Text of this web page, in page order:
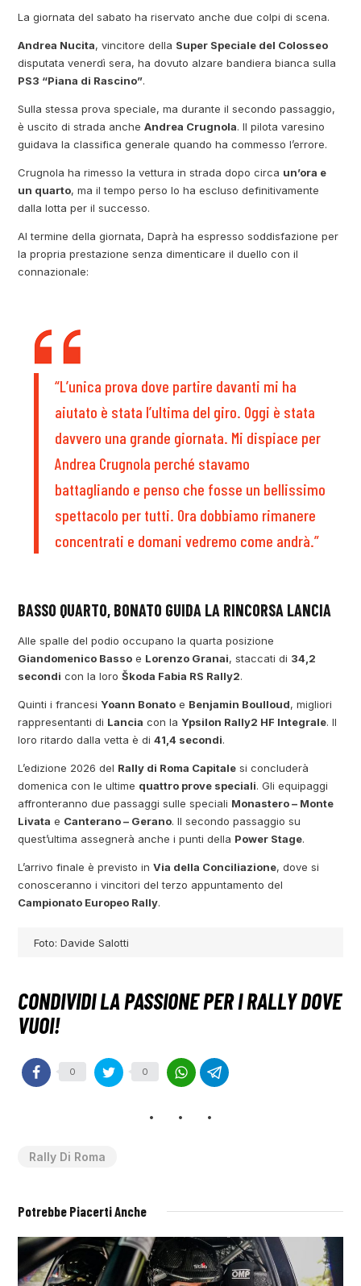
La giornata del sabato ha riservato anche due colpi di scena.
Andrea Nucita, vincitore della Super Speciale del Colosseo
disputata venerdì sera, ha dovuto alzare bandiera bianca sulla
PS3 “Piana di Rascino”.
Sulla stessa prova speciale, ma durante il secondo passaggio,
è uscito di strada ancheAndrea Crugnola. Il pilota varesino
guidava la classifica generale quando ha commesso l’errore.
Crugnola ha rimesso la vettura in strada dopo circa un’ora e
un quarto, ma il tempo perso lo ha escluso definitivamente
dalla lotta per il successo.
Al termine della giornata, Daprà ha espresso soddisfazione per
la propria prestazione senza dimenticare il duello con il
connazionale:
“L’unica prova dove partire davanti mi ha
aiutato è stata l’ultima del giro. Oggi è stata
davvero una grande giornata. Mi dispiace per
Andrea Crugnola perché stavamo
battagliando e penso che fosse un bellissimo
spettacolo per tutti. Ora dobbiamo rimanere
concentrati e domani vedremo come andrà.”
BASSO QUARTO, BONATO GUIDA LA RINCORSA LANCIA
Alle spalle del podio occupano la quarta posizione
Giandomenico Basso e Lorenzo Granai, staccati di 34,2
secondi con la loroŠkoda Fabia RS Rally2.
Quinti i francesiYoann Bonato e Benjamin Boulloud, migliori
rappresentanti di Lancia con laYpsilon Rally2 HF Integrale. Il
loro ritardo dalla vetta è di41,4 secondi.
L’edizione 2026 del Rally di Roma Capitale si concluderà
domenica con le ultime quattro prove speciali. Gli equipaggi
affronteranno due passaggi sulle speciali Monastero – Monte
Livata e Canterano – Gerano. Il secondo passaggio su
quest’ultima assegnerà anche i punti della Power Stage.
L’arrivo finale è previsto inVia della Conciliazione, dove si
conosceranno i vincitori del terzo appuntamento del
Campionato Europeo Rally.
Foto: Davide Salotti
0 0
Rally Di Roma
Potrebbe Piacerti Anche